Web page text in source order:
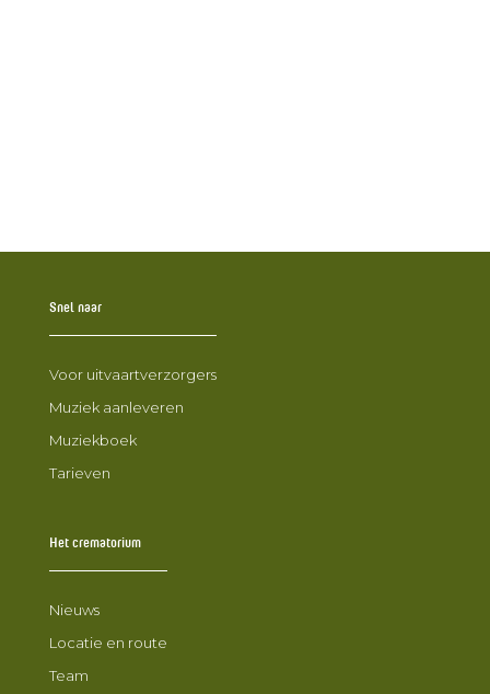
Snel naar
Voor uitvaartverzorgers
Muziek aanleveren
Muziekboek
Tarieven
Het crematorium
Nieuws
Locatie en route
Team